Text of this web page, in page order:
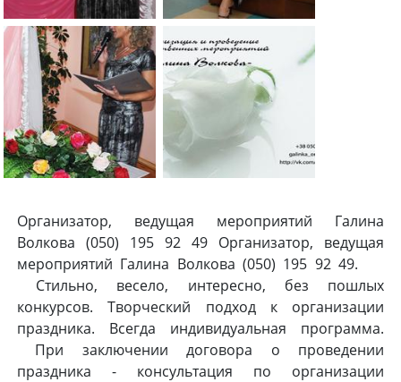
Организатор, ведущая мероприятий Галина
Волкова (050) 195 92 49 Организатор, ведущая
мероприятий Галина Волкова (050) 195 92 49.
Стильно, весело, интересно, без пошлых
конкурсов. Творческий подход к организации
праздника. Всегда индивидуальная программа.
При заключении договора о проведении
праздника - консультация по организации